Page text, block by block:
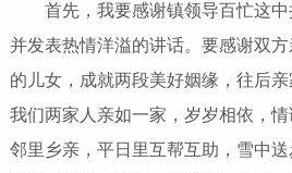
首先，我要感谢镇领导百忙这中
并发表热情洋溢的讲话。要感谢双
的儿女，成就两段美好姻缘，往后
我们两家人亲如一家，岁岁相依，
邻里乡亲，平日里互帮互助，雪中送